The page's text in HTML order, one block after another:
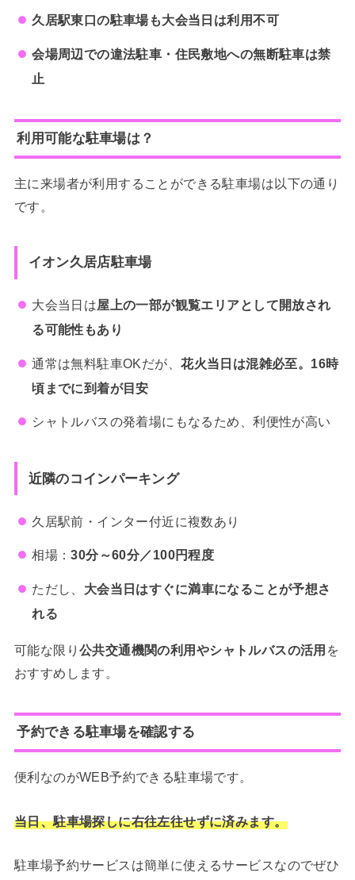
久居駅東口の駐車場も大会当日は利用不可
会場周辺での違法駐車・住民敷地への無断駐車は禁
止
利用可能な駐車場は？
主に来場者が利用することができる駐車場は以下の通り
です。
イオン久居店駐車場
大会当日は屋上の一部が観覧エリアとして開放され
る可能性もあり
通常は無料駐車OKだが、花火当日は混雑必至。16時
頃までに到着が目安
シャトルバスの発着場にもなるため、利便性が高い
近隣のコインパーキング
久居駅前・インター付近に複数あり
相場：30分～60分／100円程度
ただし、 大会当日はすぐに満車になることが予想さ
れる
可能な限り 公共交通機関の利用やシャトルバスの活用 を
おすすめします。
予約できる駐車場を確認する
便利なのがWEB予約できる駐車場です。
当日、駐車場探しに右往左往せずに済みます。
駐車場予約サービスは簡単に使えるサービスなのでぜひ